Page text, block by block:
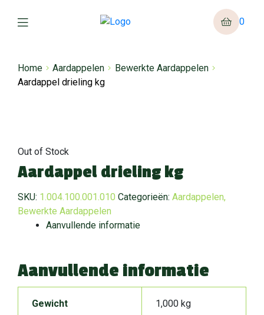
0
Home Aardappelen
Bewerkte Aardappelen
Aardappel drieling kg
Out of Stock
Aardappel drieling kg
SKU: 1.004.100.001.010 Categorieën: Aardappelen,
Bewerkte Aardappelen
Aanvullende informatie
Aanvullende informatie
Gewicht 1,000 kg